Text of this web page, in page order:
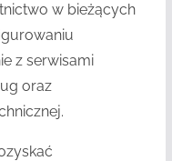
w bieżących
z serwisami
oraz